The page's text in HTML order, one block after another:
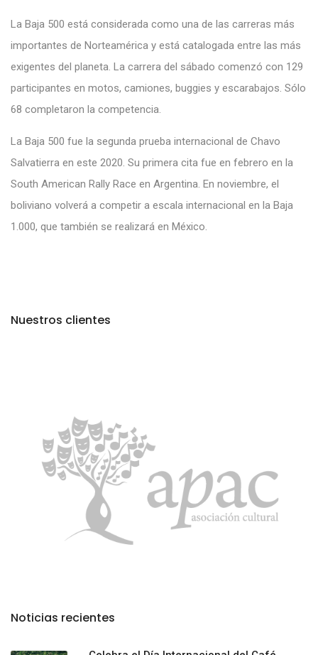
La Baja 500 está considerada como una de las carreras más
importantes de Norteamérica y está catalogada entre las más
exigentes del planeta. La carrera del sábado comenzó con 129
participantes en motos, camiones, buggies y escarabajos. Sólo
68 completaron la competencia.
La Baja 500 fue la segunda prueba internacional de Chavo
Salvatierra en este 2020. Su primera cita fue en febrero en la
South American Rally Race en Argentina. En noviembre, el
boliviano volverá a competir a escala internacional en la Baja
1.000, que también se realizará en México.
Nuestros clientes
Noticias recientes